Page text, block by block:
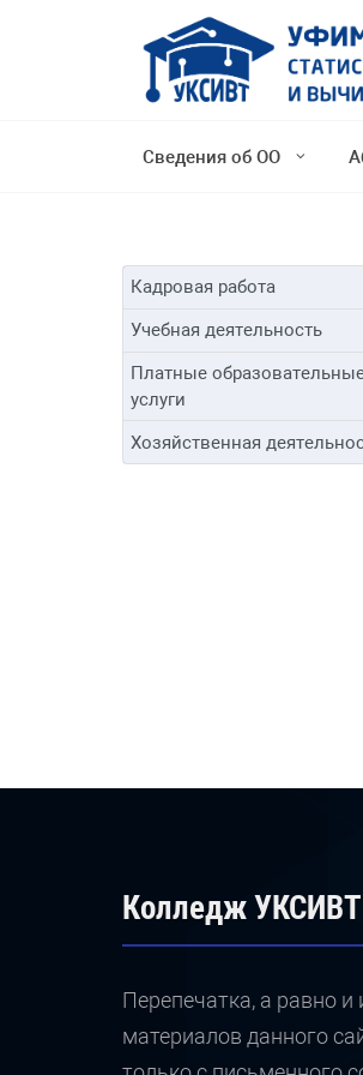
Сведения об ОО
Кадровая работа
Учебная деятельность
Платные
услуги
Хозяйственная
Колледж УКСИВТ
Перепечатка, а равно и
материалов данного